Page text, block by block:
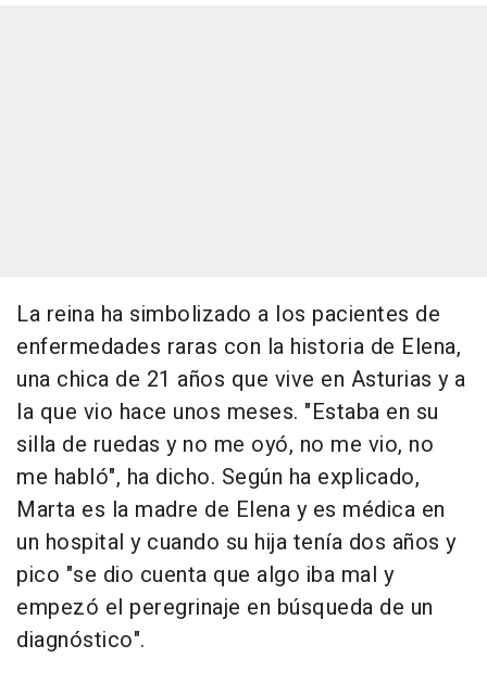
La reina ha simbolizado a los pacientes de
enfermedades raras con la historia de Elena,
una chica de 21 años que vive en Asturias y a
la que vio hace unos meses. "Estaba en su
silla de ruedas y no me oyó, no me vio, no
me habló", ha dicho. Según ha explicado,
Marta es la madre de Elena y es médica en
un hospital y cuando su hija tenía dos años y
pico "se dio cuenta que algo iba mal y
empezó el peregrinaje en búsqueda de un
diagnóstico".